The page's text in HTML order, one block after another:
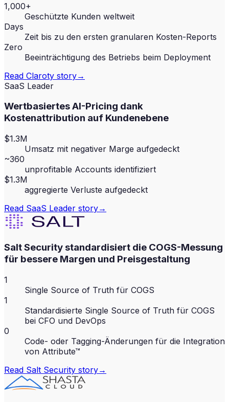
1,000+
Geschützte Kunden weltweit
Days
Zeit bis zu den ersten granularen Kosten-Reports
Zero
Beeinträchtigung des Betriebs beim Deployment
Read Claroty story→
SaaS Leader
Wertbasiertes AI-Pricing dank
Kostenattribution auf Kundenebene
$1.3M
Umsatz mit negativer Marge aufgedeckt
~360
unprofitable Accounts identifiziert
$1.3M
aggregierte Verluste aufgedeckt
Read SaaS Leader story→
Salt Security standardisiert die COGS-Messung
für bessere Margen und Preisgestaltung
1
Single Source of Truth für COGS
1
Standardisierte Single Source of Truth für COGS
bei CFO und DevOps
0
Code- oder Tagging-Änderungen für die Integration
von Attribute™
Read Salt Security story→